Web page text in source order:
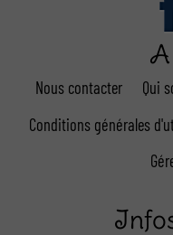
Nous contacter Qui
Conditions générales